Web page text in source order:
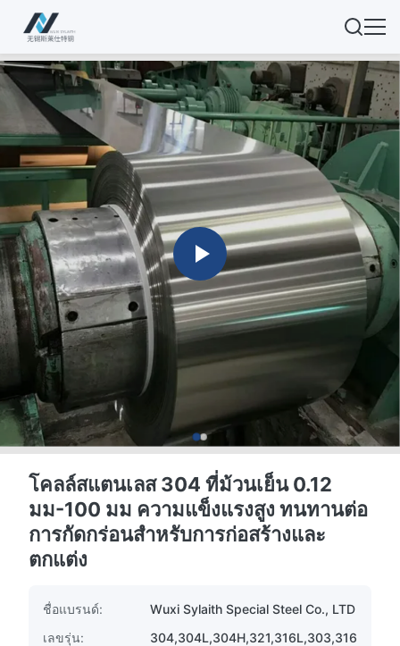
โคลล์สแตนเลส 304 ที่ม้วนเย็น 0.12
มม-100 มม ความแข็งแรงสูง ทนทานต่อ
การกัดกร่อนสําหรับการก่อสร้างและ
ตกแต่ง
ชื่อแบรนด์:
Wuxi Sylaith Special Steel Co., LTD
เลขรุ่น:
304,304L,304H,321,316L,303,316